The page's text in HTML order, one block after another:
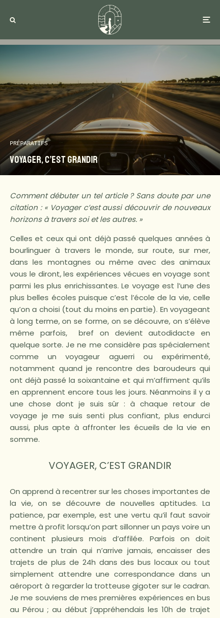
PRÉPARATIFS
Voyager, c’est grandir
Comment débuter un tel article ? Sans doute par une
citation : « Voyager c’est aussi découvrir de nouveaux
horizons à travers soi et les autres. »
Celles et ceux qui ont déjà passé quelques années à
bourlinguer à travers le monde, sur route, sur mer,
dans les montagnes ou même avec des animaux
vous le diront, les expériences vécues en voyage sont
parmi les plus enrichissantes. Le voyage est l’une des
plus belles écoles puisque c’est l’école de la vie, celle
qu’on a choisi (tout du moins en partie). En voyageant
à long terme, on se forme, on se découvre, on s’élève
même parfois, bref on devient autodidacte en
quelque sorte. Je ne me considère pas spécialement
comme un voyageur aguerri ou expérimenté,
notamment quand je rencontre des baroudeurs qui
ont déjà passé la soixantaine et qui m’affirment qu’ils
en apprennent encore tous les jours. Néanmoins il y a
une chose dont je suis sûr : à chaque retour de
voyage je me suis senti plus confiant, plus endurci
aussi, plus apte à affronter les écueils de la vie en
somme.
VOYAGER, C’EST GRANDIR
On apprend à recentrer sur les choses importantes de
la vie, on se découvre de nouvelles aptitudes. La
patience, par exemple, est une vertu qu’il faut savoir
mettre à profit lorsqu’on part sillonner un pays voire un
continent plusieurs mois d’affilée. Parfois on doit
attendre un train qui n’arrive jamais, encaisser des
trajets de plus de 24h dans des bus locaux ou tout
simplement attendre une correspondance dans un
aéroport à regarder la trotteuse gigoter sur le cadran.
Je me souviens de mes premières expériences en bus
au Pérou ; au début j’appréhendais les 10h de trajet